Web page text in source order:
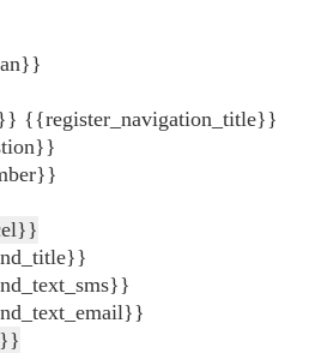
{{register_navigation_title}}